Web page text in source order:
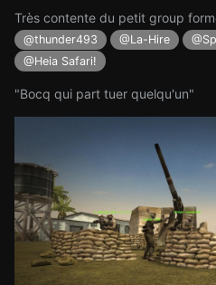
Très contente du petit group
@thunder493
@La-Hire
@Heia Safari!
"Bocq qui part tuer quelqu'un"